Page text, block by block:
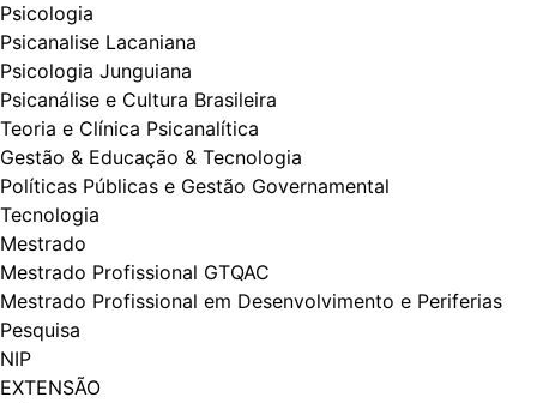
Psicologia
Psicanalise Lacaniana
Psicologia Junguiana
Psicanálise e Cultura Brasileira
Teoria e Clínica Psicanalítica
Gestão & Educação & Tecnologia
Políticas Públicas e Gestão Governamental
Tecnologia
Mestrado
Mestrado Profissional GTQAC
Mestrado Profissional em Desenvolvimento e Periferias
Pesquisa
NIP
EXTENSÃO